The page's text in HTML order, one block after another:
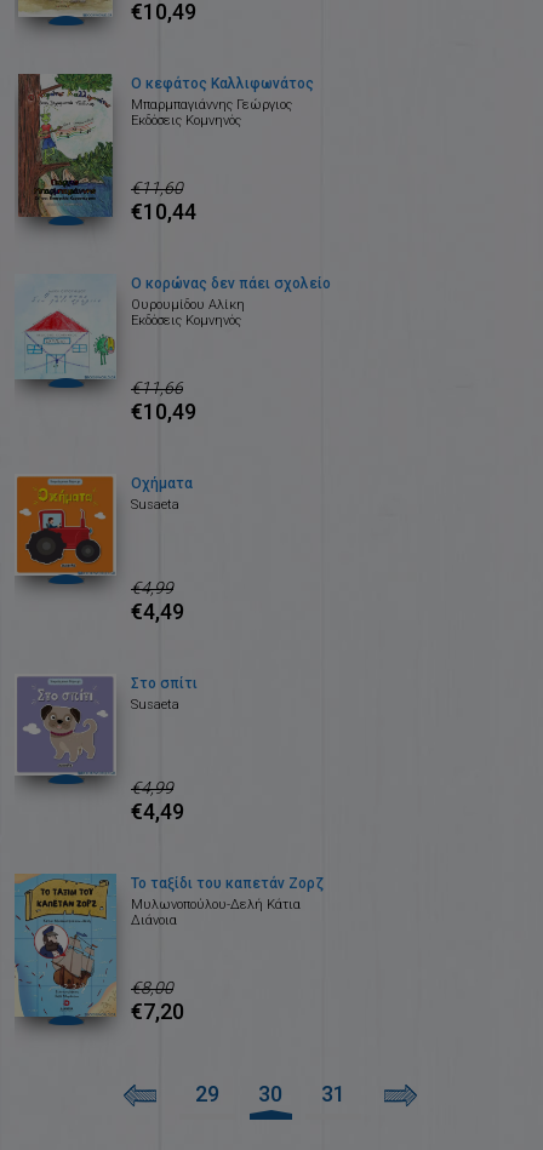
€10,49
Ο κεφάτος Καλλιφωνάτος
Μπαρμπαγιάννης Γεώργιος
Εκδόσεις Κομνηνός
€11,60
€10,44
Ο κορώνας δεν πάει σχολείο
Ουρουμίδου Αλίκη
Εκδόσεις Κομνηνός
€11,66
€10,49
Οχήματα
Susaeta
€4,99
€4,49
Στο σπίτι
Susaeta
€4,99
€4,49
Το ταξίδι του καπετάν Ζορζ
Μυλωνοπούλου-Δελή Κάτια
Διάνοια
€8,00
€7,20
29 30 31